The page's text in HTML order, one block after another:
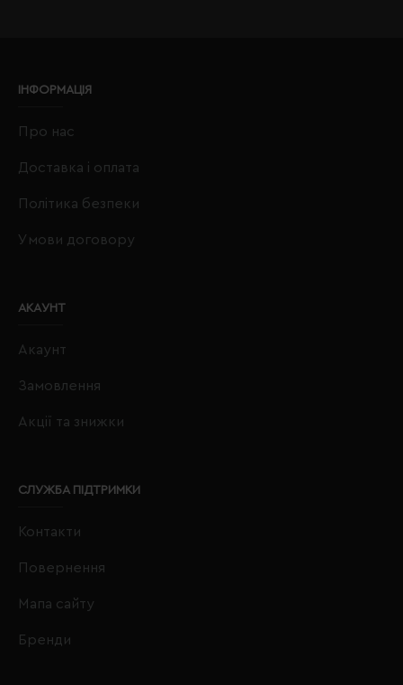
ІНФОРМАЦІЯ
Про нас
Доставка і оплата
Політика безпеки
Умови договору
АКАУНТ
Акаунт
Замовлення
Акції та знижки
СЛУЖБА ПІДТРИМКИ
Контакти
Повернення
Мапа сайту
Бренди